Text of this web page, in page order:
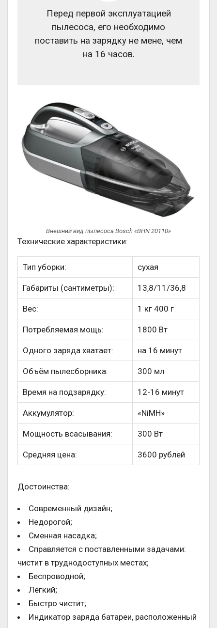
Перед первой эксплуатацией
пылесоса, его необходимо
поставить на зарядку не мене, чем
на 16 часов.
Внешний вид пылесоса Bosch «BHN 20110»
Технические характеристики:
Тип уборки: сухая
Габариты (сантиметры): 13,8/11/36,8
Вес: 1 кг 400 г
Потребляемая мощь: 1800 Вт
Одного заряда хватает: на 16 минут
Объём пылесборника: 300 мл
Время на подзарядку: 12-16 минут
Аккумулятор: «NiMH»
Мощность всасывания: 300 Вт
Средняя цена: 3600 рублей
Достоинства:
Современный дизайн;
Недорогой;
Сменная насадка;
Справляется с поставленными задачами:
чистит в труднодоступных местах;
Беспроводной;
Лёгкий;
Быстро чистит;
Индикатор заряда батареи, расположенный